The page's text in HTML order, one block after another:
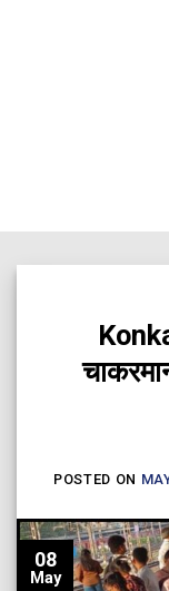
POSTED ON
08
May